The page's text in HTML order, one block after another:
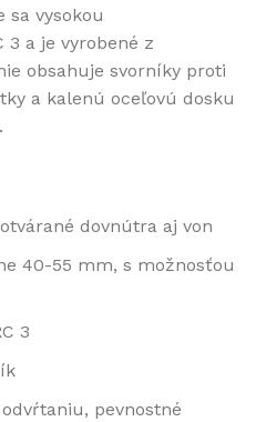
sa vysokou
3 a je vyrobené z
obsahuje svorníky proti
a kalenú oceľovú dosku
dovnútra aj von
40-55 mm, s možnosťou
3
pevnostné